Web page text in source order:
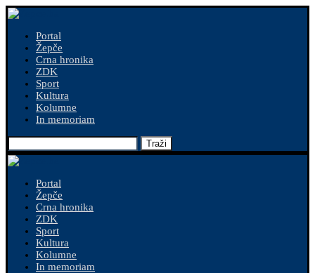
Portal
Žepče
Crna hronika
ZDK
Sport
Kultura
Kolumne
In memoriam
Traži
Portal
Žepče
Crna hronika
ZDK
Sport
Kultura
Kolumne
In memoriam